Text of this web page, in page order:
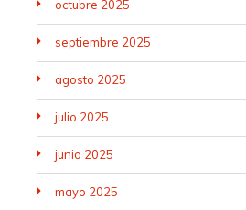
octubre 2025
septiembre 2025
agosto 2025
julio 2025
junio 2025
mayo 2025